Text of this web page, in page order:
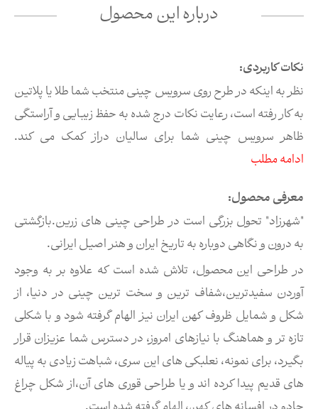
درباره این محصول
نکات کاربردی:
نظر به اینکه در طرح روی سرویس چینی منتخب شما طلا یا پلاتین
به کار رفته است، رعایت نکات درج شده به حفظ زیبایی و آراستگی
ظاهر سرویس چینی شما برای سالیان دراز کمک می کند.
ادامه مطلب
معرفی محصول:
"شهرزاد" تحول بزرگی است در طراحی چینی های زرین.بازگشتی
به درون و نگاهی دوباره به تاریخ ایران و هنر اصیل ایرانی.
در طراحی این محصول، تلاش شده است که علاوه بر به وجود
آوردن سفیدترین،شفاف ترین و سخت ترین چینی در دنیا، از
شکل و شمایل ظروف کهن ایران نیز الهام گرفته شود و با شکلی
تازه تر و هماهنگ با نیازهای امروز، در دسترس شما عزیزان قرار
بگیرد، برای نمونه، نعلبکی های این سری، شباهت زیادی به پیاله
های قدیم پیدا کرده اند و یا طراحی قوری های آن،از شکل چراغ